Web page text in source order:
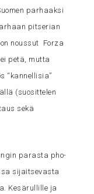
parhaaksi
pitserian
noussut Forza
petä, mutta
“kannellisia”
(suosittelen
sekä
parasta pho-
sijaitsevasta
Kesärullille ja